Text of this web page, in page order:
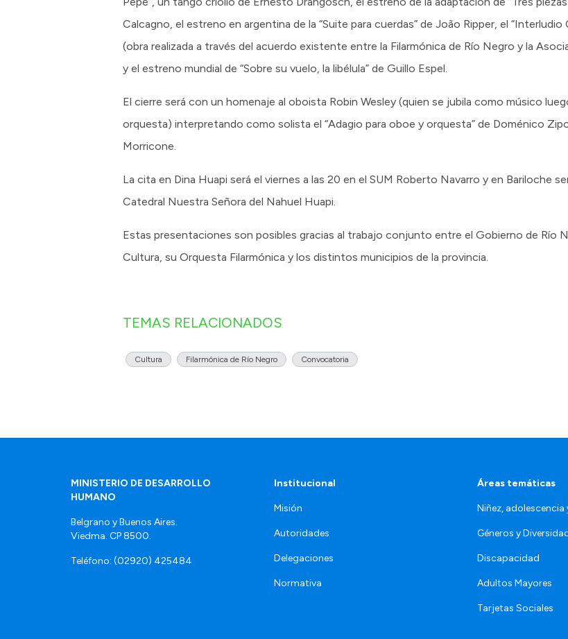
Calcagno, el estreno en argentina de la “Suite para cuerdas” de João Ripper, el
(obra realizada a través del acuerdo existente entre la Filarmónica de Río Negro y la
y el estreno mundial de “Sobre su vuelo, la libélula” de Guillo Espel.
El cierre será con un homenaje al oboista Robin Wesley (quien se jubila como músico
orquesta) interpretando como solista el “Adagio para oboe y orquesta” de Doménico
Morricone.
La cita en Dina Huapi será el viernes a las 20 en el SUM Roberto Navarro y en Bariloche
Catedral Nuestra Señora del Nahuel Huapi.
Estas presentaciones son posibles gracias al trabajo conjunto entre el Gobierno de Río
Cultura, su Orquesta Filarmónica y los distintos municipios de la provincia.
TEMAS RELACIONADOS
Cultura Filarmónica de Río Negro Convocatoria
MINISTERIO DE DESARROLLO
HUMANO
Belgrano y Buenos Aires.
Viedma. CP 8500.
Teléfono: (02920) 425484
Institucional
Misión
Autoridades
Delegaciones
Normativa
Áreas temáticas
Niñez, adolescencia
Géneros y
Discapacidad
Adultos Mayores
Tarjetas Sociales